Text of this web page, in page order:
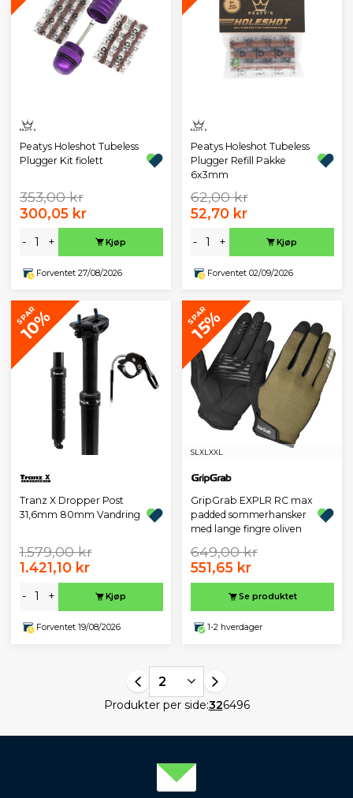
Peatys Holeshot Tubeless
Plugger Kit fiolett
353,00 kr
300,05 kr
- + Kjøp
Forventet 27/08/2026
Peatys Holeshot Tubeless
Plugger Refill Pakke
6x3mm
62,00 kr
52,70 kr
- + Kjøp
Forventet 02/09/2026
SPAR
10%
Tranz X Dropper Post
31,6mm 80mm Vandring
1.579,00 kr
1.421,10 kr
- + Kjøp
Forventet 19/08/2026
SPAR
15%
SL XL XXL
GripGrab EXPLR RC max
padded sommerhansker
med lange fingre oliven
649,00 kr
551,65 kr
Se produktet
1-2 hverdager
2
Produkter per side:326496